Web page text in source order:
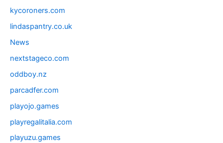
kycoroners.com
lindaspantry.co.uk
News
nextstageco.com
oddboy.nz
parcadfer.com
playojo.games
playregalitalia.com
playuzu.games